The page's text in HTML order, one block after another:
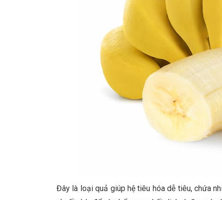
Đây là loại quả giúp hệ tiêu hóa dễ tiêu, chứa